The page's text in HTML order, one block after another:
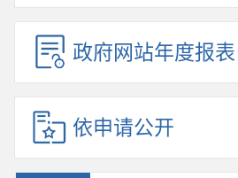
政府网站年度报表
依申请公开